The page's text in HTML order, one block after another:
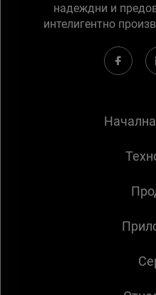
надеждни и
интелигентно